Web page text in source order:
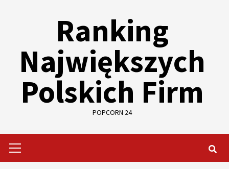
Ranking
Największych
Polskich Firm
POPCORN 24
Menu